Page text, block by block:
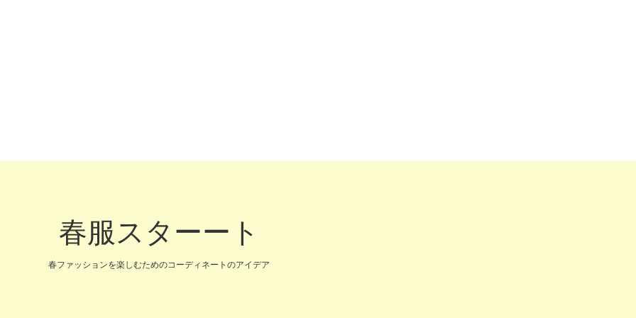
春服スターート
春ファッションを楽しむためのコーディネートのアイデア